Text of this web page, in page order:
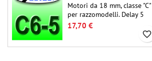
Motori da 18 mm, classe "C"
per razzomodelli. Delay 5
secondi, adatti per
razzomodelli monostadio.
17,70 €
favorite_border